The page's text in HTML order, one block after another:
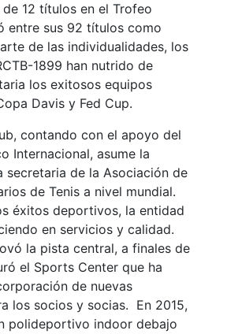
12 títulos en el Trofeo
entre sus 92 títulos como
de las individualidades, los
1899 han nutrido de
los exitosos equipos
Davis y Fed Cup.
contando con el apoyo del
Internacional, asume la
secretaria de la Asociación de
de Tenis a nivel mundial.
éxitos deportivos, la entidad
en servicios y calidad.
la pista central, a finales de
el Sports Center que ha
de nuevas
los socios y socias. En 2015,
polideportivo indoor debajo